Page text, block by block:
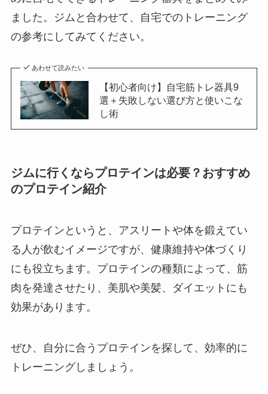
ました。ジムと合わせて、自宅でのトレーニング
の参考にしてみてください。
あわせて読みたい
【初心者向け】自宅筋トレ器具9
選＋失敗しない選び方と使いこな
し術
ジムに行くならプロテインは必要？おすすめ
のプロテイン紹介
プロテインというと、アスリートや体を鍛えてい
る人が飲むイメージですが、健康維持や体づくり
にも役立ちます。プロテインの種類によって、筋
肉を発達させたり、美肌や美髪、ダイエットにも
効果があります。
ぜひ、自分に合うプロテインを探して、効率的に
トレーニングしましょう。